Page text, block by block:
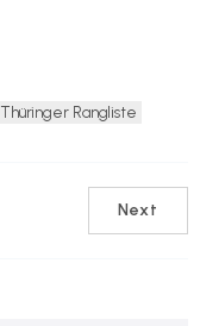
Thüringer Rangliste
Next